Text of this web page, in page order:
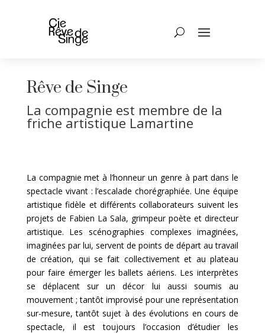
Rêve de Singe
La compagnie est membre de la
friche artistique Lamartine
La compagnie met à l’honneur un genre à part dans le
spectacle vivant : l’escalade chorégraphiée. Une équipe
artistique fidèle et différents collaborateurs suivent les
projets de Fabien La Sala, grimpeur poète et directeur
artistique. Les scénographies complexes imaginées,
imaginées par lui, servent de points de départ au travail
de création, qui se fait collectivement et au plateau
pour faire émerger les ballets aériens. Les interprètes
se déplacent sur un décor lui aussi soumis au
mouvement ; tantôt improvisé pour une représentation
sur-mesure, tantôt sujet à des évolutions en cours de
spectacle, il est toujours l’occasion d’étudier les